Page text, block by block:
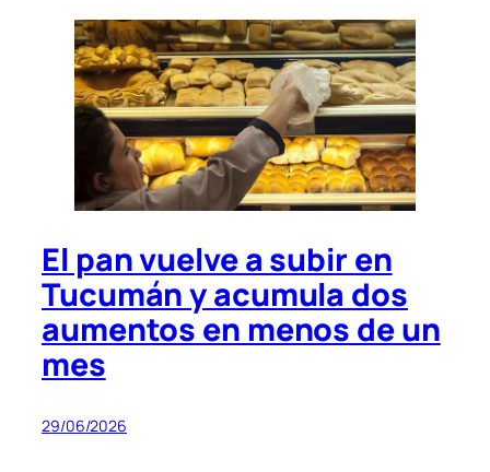
El pan vuelve a subir en
Tucumán y acumula dos
aumentos en menos de un
mes
29/06/2026